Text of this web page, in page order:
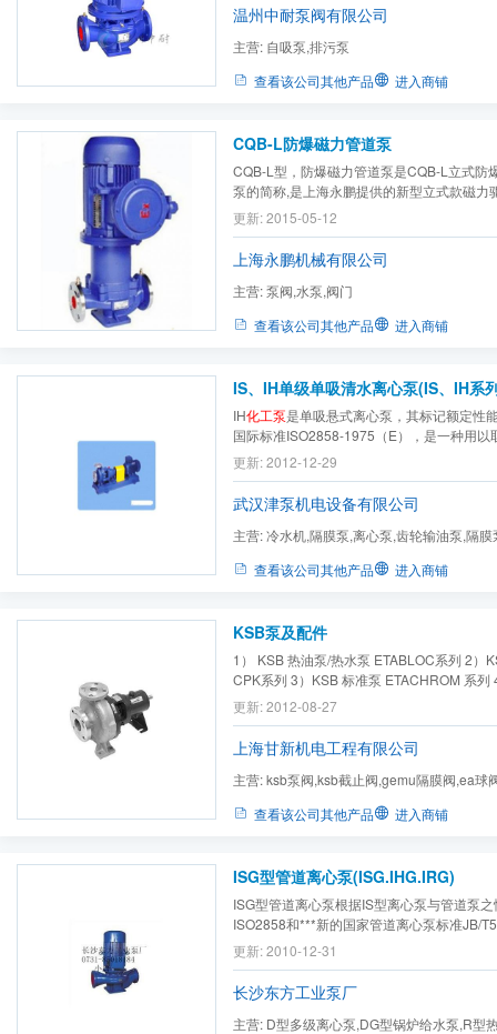
温、腐蚀性化工泵、油泵。 该离心泵产品具
以...
温州中耐泵阀有限公司
主营: 自吸泵,排污泵
查看该公司其他产品
进入商铺
CQB-L防爆磁力管道泵
CQB-L型，防爆磁力管道泵是CQB-L立式防
泵的简称,是上海永鹏提供的新型立式款磁力
一。也是上海永鹏在多年设计制造卧式磁力
一种新型立式磁力管道离心泵，CQB-L磁力
ISG型管道离心泵的特点、又具有磁力
各...
更新: 2015-05-12
上海永鹏机械有限公司
主营:泵阀,水泵,阀门
查看该公司其他产品
进入商铺
IS、IH单级单吸清水离心泵(IS、IH系
IH化工泵是单吸悬式离心泵，其标记额定性
国际标准ISO2858-1975（E），是一种用以
新换代的节能产品。适用于化工、石油、冶
药、合成纤维等部门输送温度在-
理、化学性能类似于水的介质。
更新: 2012-12-29
武汉津泵机电设备有限公司
主营:冷水机,隔膜泵,离心泵,齿轮输油泵,隔
查看该公司其他产品 进入商铺
KSB泵及配件
1） KSB 热油泵/热水泵 ETABLOC系列 2）
CPK系列 3）KSB 标准泵 ETACHROM 系列
MILTI ECO系列
更新: 2012-08-27
上海甘新机电工程有限公司
主营:ksb泵阀,ksb截止阀,gemu隔膜阀,ea球
查看该公司其他产品 进入商铺
ISG型管道离心泵(ISG.IHG.IRG)
ISG型管道离心泵根据IS型离心泵与管道泵
ISO2858和***新的国家管道离心泵标准JB/
制造的高效节能产品。该泵采用国内先进水
成。同时根据使用温度、介质等不同在ISG
泵、、高温泵、 化工泵
品。
更新: 2010-12-31
长沙东方工业泵厂
主营: D型多级离心泵,DG型锅炉给水泵,R型